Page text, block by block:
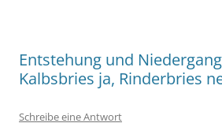
Entstehung und
Kalbsbries ja, Rinderbries
Schreibe eine Antwort